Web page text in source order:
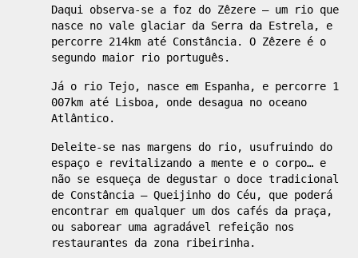
Daqui observa-se a foz do Zêzere – um rio que
nasce no vale glaciar da Serra da Estrela, e
percorre 214km até Constância. O Zêzere é o
segundo maior rio português.
Já o rio Tejo, nasce em Espanha, e percorre 1
007km até Lisboa, onde desagua no oceano
Atlântico.
Deleite-se nas margens do rio, usufruindo do
espaço e revitalizando a mente e o corpo… e
não se esqueça de degustar o doce tradicional
de Constância – Queijinho do Céu, que poderá
encontrar em qualquer um dos cafés da praça,
ou saborear uma agradável refeição nos
restaurantes da zona ribeirinha.